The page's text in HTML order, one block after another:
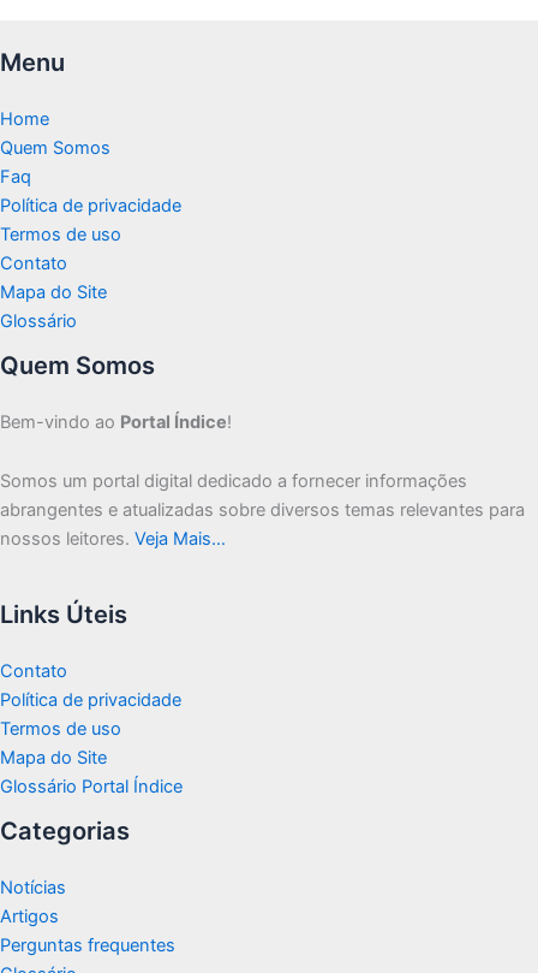
Menu
Home
Quem Somos
Faq
Política de privacidade
Termos de uso
Contato
Mapa do Site
Glossário
Quem Somos
Bem-vindo ao Portal Índice!
Somos um portal digital dedicado a fornecer informações
abrangentes e atualizadas sobre diversos temas relevantes para
nossos leitores. Veja Mais…
Links Úteis
Contato
Política de privacidade
Termos de uso
Mapa do Site
Glossário Portal Índice
Categorias
Notícias
Artigos
Perguntas frequentes